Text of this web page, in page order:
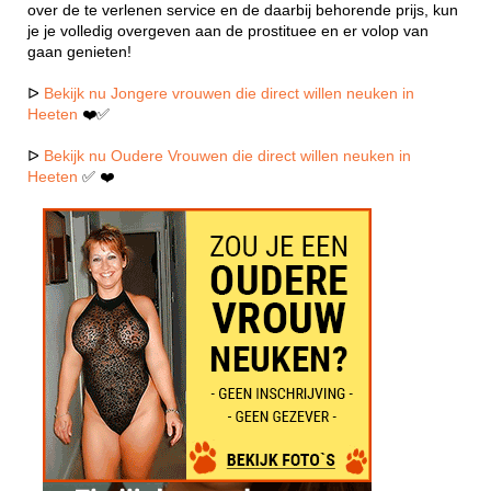
over de te verlenen service en de daarbij behorende prijs, kun
je je volledig overgeven aan de prostituee en er volop van
gaan genieten!
ᐅ Bekijk nu Jongere vrouwen die direct willen neuken in
Heeten ❤️✅
ᐅ Bekijk nu Oudere Vrouwen die direct willen neuken in
Heeten ✅ ❤️